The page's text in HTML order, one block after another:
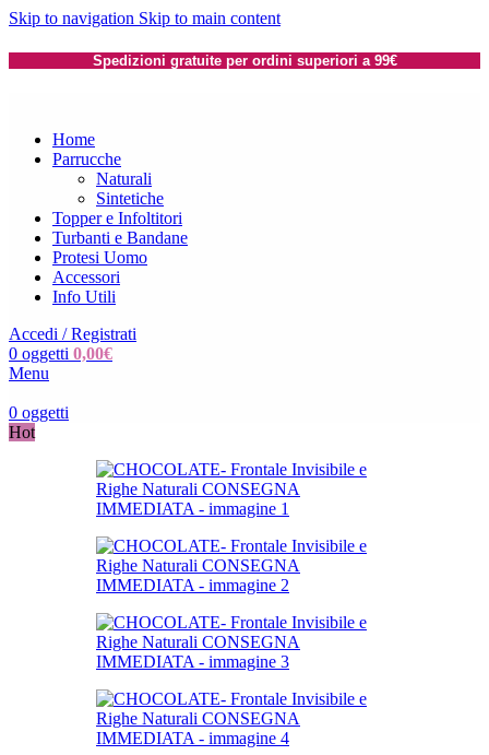
Skip to navigation Skip to main content
Spedizioni gratuite per ordini superiori a 99€
Home
Parrucche
Naturali
Sintetiche
Topper e Infoltitori
Turbanti e Bandane
Protesi Uomo
Accessori
Info Utili
Accedi / Registrati
0 oggetti 0,00€
Menu
0 oggetti
Hot